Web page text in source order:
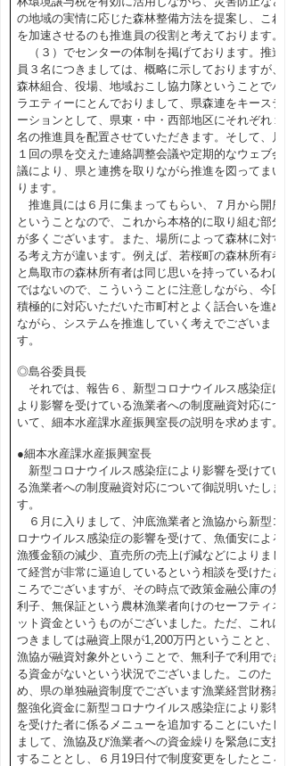
の地域の実情に応じた森林整備方法を提案し、これ
を加速させるのも推進員の役割と考えております。
（３）でセンターの体制を掲げております。推進
員３名につきましては、概略に示しておりますが、
森林組合、役場、地域おこし協力隊ということでバ
ラエティーにとんでおりまして、県森連をキーステ
ーションとして、県東・中・西部地区にそれぞれ１
名の推進員を配置させていただきます。そして、月
１回の県を交えた連絡調整会議や定期的なウェブ会
議により、県と連携を取りながら推進を図ってまい
ります。
推進員には６月に集まってもらい、７月から開所
ということなので、これから本格的に取り組む部分
が多くございます。また、場所によって森林に対す
る考え方が違います。例えば、若桜町の森林所有者
と鳥取市の森林所有者は同じ思いを持っているわけ
ではないので、こういうことに注意しながら、今回
積極的に対応いただいた市町村とよく話合いを進め
ながら、システムを推進していく考えでございま
す。
◎島谷委員長
それでは、報告６、新型コロナウイルス感染症に
より影響を受けている漁業者への制度融資対応につ
いて、細本水産課水産振興室長の説明を求めます。
●細本水産課水産振興室長
新型コロナウイルス感染症により影響を受けてい
る漁業者への制度融資対応について御説明いたしま
す。
６月に入りまして、沖底漁業者と漁協から新型コ
ロナウイルス感染症の影響を受けて、魚価安による
漁獲金額の減少、直売所の売上げ減などによりまし
て経営が非常に逼迫しているという相談を受けたと
ころでございますが、その時点で政策金融公庫の無
利子、無保証という農林漁業者向けのセーフティネ
ット資金というものがございました。ただ、これに
つきましては融資上限が1,200万円ということと、
漁協が融資対象外ということで、無利子で利用でき
る資金がないという状況でございました。このた
め、県の単独融資制度でございます漁業経営財務基
盤強化資金に新型コロナウイルス感染症により影響
を受けた者に係るメニューを追加することにいたし
まして、漁協及び漁業者への資金繰りを緊急に支援
することとし、６月19日付で制度変更をしたところ